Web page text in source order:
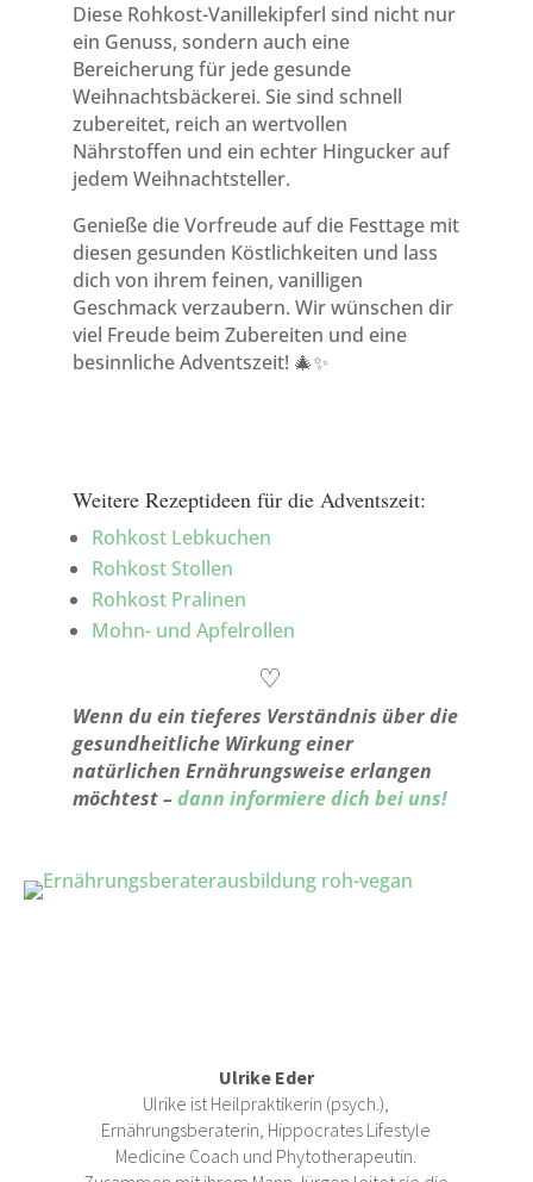
Diese Rohkost-Vanillekipferl sind nicht nur
ein Genuss, sondern auch eine
Bereicherung für jede gesunde
Weihnachtsbäckerei. Sie sind schnell
zubereitet, reich an wertvollen
Nährstoffen und ein echter Hingucker auf
jedem Weihnachtsteller.
Genieße die Vorfreude auf die Festtage mit
diesen gesunden Köstlichkeiten und lass
dich von ihrem feinen, vanilligen
Geschmack verzaubern. Wir wünschen dir
viel Freude beim Zubereiten und eine
besinnliche Adventszeit! 🎄✨
Weitere Rezeptideen für die Adventszeit:
Rohkost Lebkuchen
Rohkost Stollen
Rohkost Pralinen
Mohn- und Apfelrollen
♡
Wenn du ein tieferes Verständnis über die
gesundheitliche Wirkung einer
natürlichen Ernährungsweise erlangen
möchtest –dann informiere dich bei uns!
Ulrike Eder
Ulrike ist Heilpraktikerin (psych.),
Ernährungsberaterin, Hippocrates Lifestyle
Medicine Coach und Phytotherapeutin.